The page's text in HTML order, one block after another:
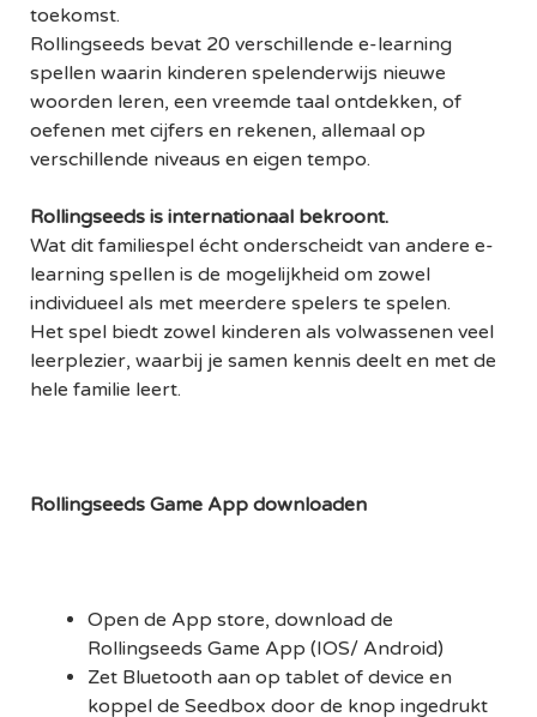
toekomst.
Rollingseeds bevat 20 verschillende e-learning
spellen waarin kinderen spelenderwijs nieuwe
woorden leren, een vreemde taal ontdekken, of
oefenen met cijfers en rekenen, allemaal op
verschillende niveaus en eigen tempo.
Rollingseeds is internationaal bekroont.
Wat dit familiespel écht onderscheidt van andere e-
learning spellen is de mogelijkheid om zowel
individueel als met meerdere spelers te spelen.
Het spel biedt zowel kinderen als volwassenen veel
leerplezier, waarbij je samen kennis deelt en met de
hele familie leert.
Rollingseeds Game App downloaden
Open de App store, download de
Rollingseeds Game App (IOS/ Android)
Zet Bluetooth aan op tablet of device en
koppel de Seedbox door de knop ingedrukt